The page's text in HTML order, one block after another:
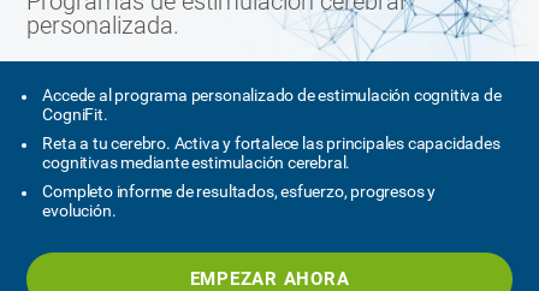
personalizada.
Accede al programa personalizado de estimulación cognitiva de
CogniFit.
Reta a tu cerebro. Activa y fortalece las principales capacidades
cognitivas mediante estimulación cerebral.
Completo informe de resultados, esfuerzo, progresos y
evolución.
EMPEZAR AHORA